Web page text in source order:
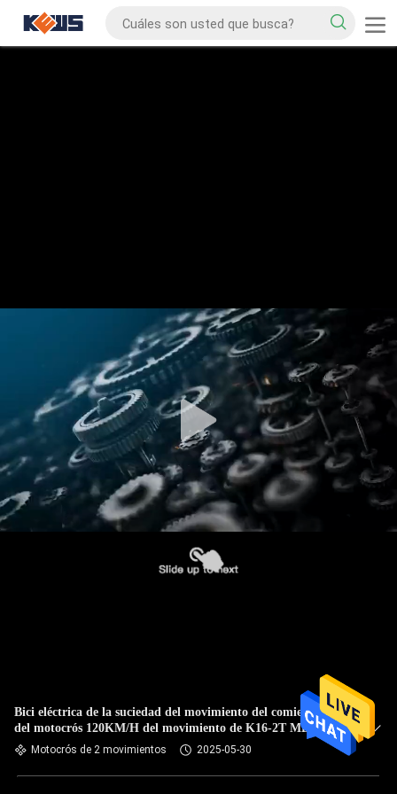
Bici eléctrica de la suciedad del movimiento del comienzo 2
del motocrós 120KM/H del movimiento de K16-2T MLF300 2
Motocrós de 2 movimientos 2025-05-30